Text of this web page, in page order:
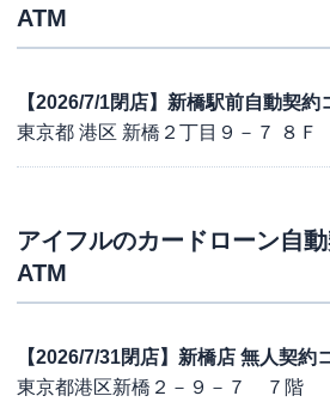
ATM
【2026/7/1閉店】新橋駅前自動契約
東京都 港区 新橋２丁目９－７ ８Ｆ
アイフルのカードローン自
ATM
【2026/7/31閉店】新橋店 無人契約
東京都港区新橋２－９－７ ７階